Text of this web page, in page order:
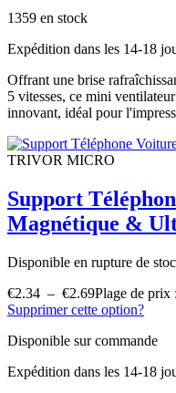
1359 en stock
Expédition dans les 14-18
Offrant une brise
5 vitesses, ce mini
innovant, idéal pour
TRIVOR MICRO
Support
Magnétique &
Disponible en rupture de
€2.34 – €2.69Plage de prix
Supprimer cette option?
Disponible sur commande
Expédition dans les 14-18